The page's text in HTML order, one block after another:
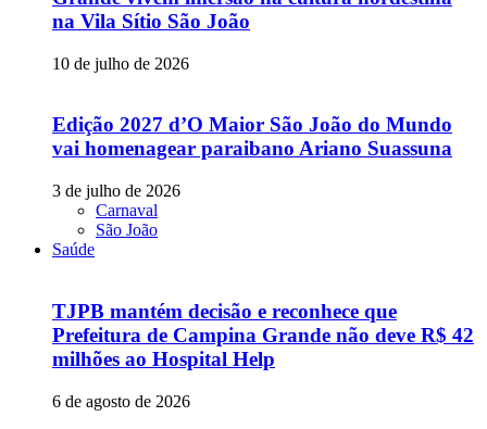
na Vila Sítio São João
10 de julho de 2026
Edição 2027 d’O Maior São João do Mundo
vai homenagear paraibano Ariano Suassuna
3 de julho de 2026
Carnaval
São João
Saúde
TJPB mantém decisão e reconhece que
Prefeitura de Campina Grande não deve R$ 42
milhões ao Hospital Help
6 de agosto de 2026